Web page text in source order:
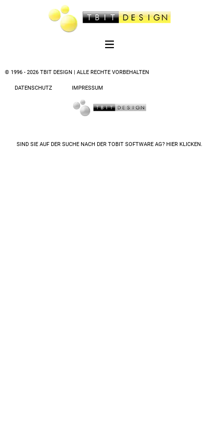
© 1996 - 2026 TBIT DESIGN | ALLE RECHTE VORBEHALTEN
DATENSCHUTZ IMPRESSUM
SIND SIE AUF DER SUCHE NACH DER TOBIT SOFTWARE AG? HIER KLICKEN.